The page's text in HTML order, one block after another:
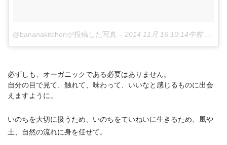
@bananakitchenが投稿した写真 – 2014 11月 16 10:14午前 PST
必ずしも、オーガニックである必要はありません。
自分の目で見て、触れて、味わって、いいなと感じるものに出会
えますように。
いのちを大切に扱うため、いのちをていねいに生きるため、風や
土、自然の流れに身を任せて。